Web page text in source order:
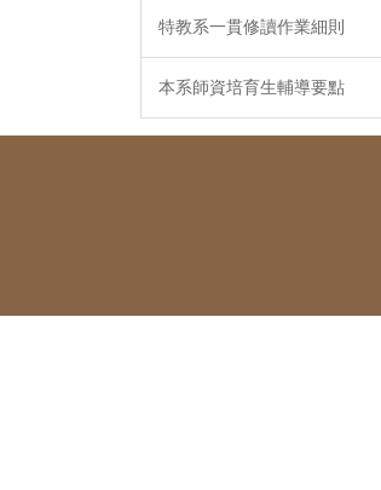
特教系一貫修讀作業細則
本系師資培育生輔導要點